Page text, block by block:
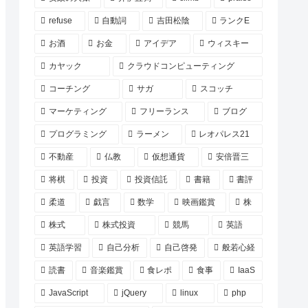
refuse 自動詞 吉田松陰 ランクE
お酒 お金 アイデア ウィスキー
カヤック クラウドコンピューティング
コーチング サガ スコッチ
マーケティング フリーランス ブログ
プログラミング ラーメン レオパレス21
不動産 仏教 仮想通貨 安倍晋三
将棋 投資 投資信託 書籍 書評
柔道 戯言 数学 映画鑑賞 株
株式 株式投資 競馬 英語
英語学習 自己分析 自己啓発 般若心経
読書 音楽鑑賞 食レポ 食事 IaaS
JavaScript jQuery linux php